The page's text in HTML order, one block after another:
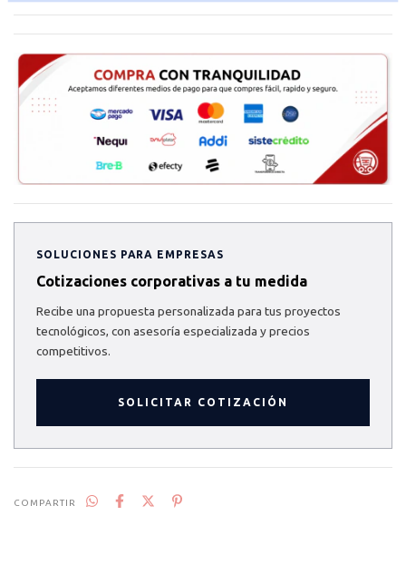
SOLUCIONES PARA EMPRESAS
Cotizaciones corporativas a tu medida
Recibe una propuesta personalizada para tus proyectos
tecnológicos, con asesoría especializada y precios
competitivos.
SOLICITAR COTIZACIÓN
COMPARTIR